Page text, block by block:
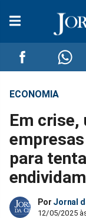
Compartilhar
no
Facebook
no
ECONOMIA
Em crise,
para
Por Jornal
12/05/2025